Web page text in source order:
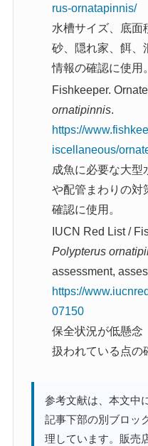
rus-ornatapinnis/
水槽サイズ、底面
砂、隠れ家、餌、
情報の確認に使用。
Fishkeeper.
ornatipinnis.
https://
iscellaneous/
成魚に必要な大型
や配管まわりの対
確認に使用。
IUCN Red List /
Polypterus
assessment,
https://
07150
保全状況が低懸念
扱われている点の
参考文献は、本文中
記事下部の別ブロッ
理しています。販売